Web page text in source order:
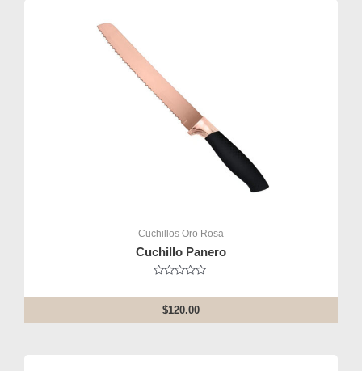
Cuchillos Oro Rosa
Cuchillo Panero
out
of
5
$120.00